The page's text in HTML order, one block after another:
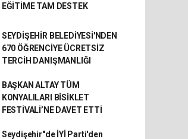
EĞİTİME TAM DESTEK
SEYDİŞEHİR BELEDİYESİ'NDEN
670 ÖĞRENCİYE ÜCRETSİZ
TERCİH DANIŞMANLIĞI
BAŞKAN ALTAY TÜM
KONYALILARI BİSİKLET
FESTİVALİ’NE DAVET ETTİ
Seydişehir"de İYİ Parti'den